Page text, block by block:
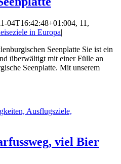
04T16:42:48+01:004, 11,
in Europa|
Seenplatte Sie ist ein
überwältigt mit einer Fülle an
Seenplatte. Mit unserem
viel Bier